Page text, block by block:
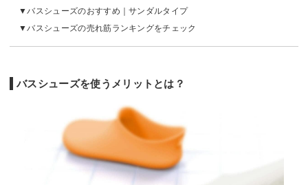
バスシューズのおすすめ｜サンダルタイプ
バスシューズの売れ筋ランキングをチェック
バスシューズを使うメリットとは？